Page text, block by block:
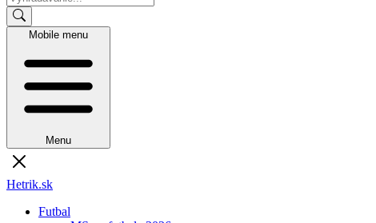
Mobile menu
Menu
Hetrik.sk
Futbal